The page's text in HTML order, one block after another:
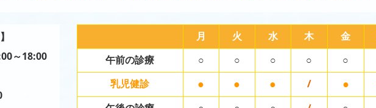
～18:00
月 火 水 木 金
午前の診療
○ ○ ○ ○ ○
乳児健診
● ● ● / ●